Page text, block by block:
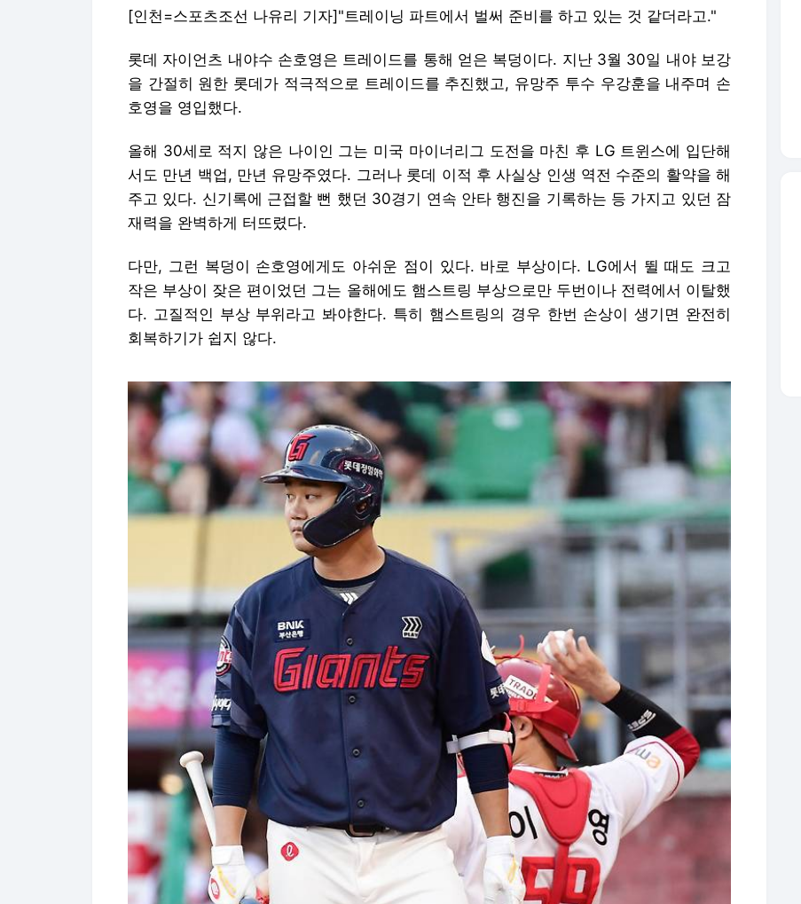
[인천=스포츠조선 나유리 기자]"트레이닝 파트에서 벌써 준비를 하고 있는 것 같더라고."
롯데 자이언츠 내야수 손호영은 트레이드를 통해 얻은 복덩이다. 지난 3월 30일 내야 보강
을 간절히 원한 롯데가 적극적으로 트레이드를 추진했고, 유망주 투수 우강훈을 내주며 손
호영을 영입했다.
올해 30세로 적지 않은 나이인 그는 미국 마이너리그 도전을 마친 후 LG 트윈스에 입단해
서도 만년 백업, 만년 유망주였다. 그러나 롯데 이적 후 사실상 인생 역전 수준의 활약을 해
주고 있다. 신기록에 근접할 뻔 했던 30경기 연속 안타 행진을 기록하는 등 가지고 있던 잠
재력을 완벽하게 터뜨렸다.
다만, 그런 복덩이 손호영에게도 아쉬운 점이 있다. 바로 부상이다. LG에서 뛸 때도 크고
작은 부상이 잦은 편이었던 그는 올해에도 햄스트링 부상으로만 두번이나 전력에서 이탈했
다. 고질적인 부상 부위라고 봐야한다. 특히 햄스트링의 경우 한번 손상이 생기면 완전히
회복하기가 쉽지 않다.